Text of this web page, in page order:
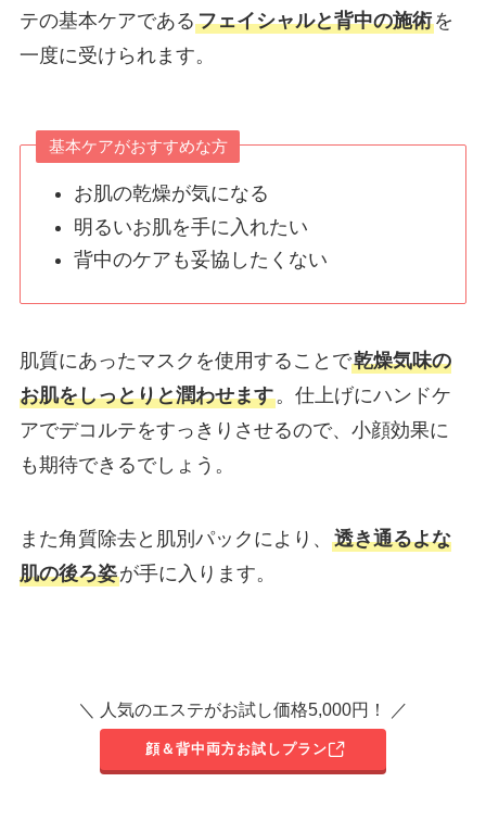
テの基本ケアであるフェイシャルと背中の施術を
一度に受けられます。
基本ケアがおすすめな方
お肌の乾燥が気になる
明るいお肌を手に入れたい
背中のケアも妥協したくない
肌質にあったマスクを使用することで乾燥気味の
お肌をしっとりと潤わせます。仕上げにハンドケ
アでデコルテをすっきりさせるので、小顔効果に
も期待できるでしょう。
また角質除去と肌別パックにより、 透き通るよな
肌の後ろ姿が手に入ります。
＼ 人気のエステがお試し価格5,000円！ ／
顔＆背中両方お試しプラン